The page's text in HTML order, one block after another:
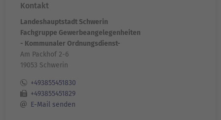
Kontakt
Landeshauptstadt Schwerin
Fachgruppe Gewerbeangelegenheiten
- Kommunaler Ordnungsdienst-
Am Packhof 2-6
19053 Schwerin
+493855451830
+493855451829
E-Mail senden